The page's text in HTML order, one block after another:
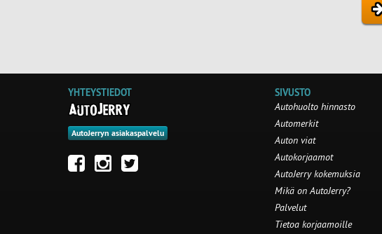
YHTEYSTIEDOT
AutoJerryn asiakaspalvelu
SIVUSTO
Autohuolto hinnasto
Automerkit
Auton viat
Autokorjaamot
AutoJerry kokemuksia
Mikä on AutoJerry?
Palvelut
Tietoa korjaamoille